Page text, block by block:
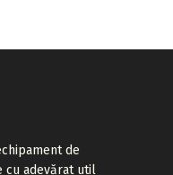
de
cu adevărat util